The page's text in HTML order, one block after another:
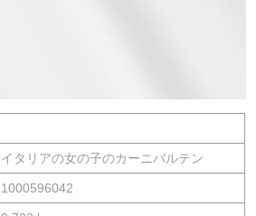
イタリアの女の子のカーニバルテン
1000596042